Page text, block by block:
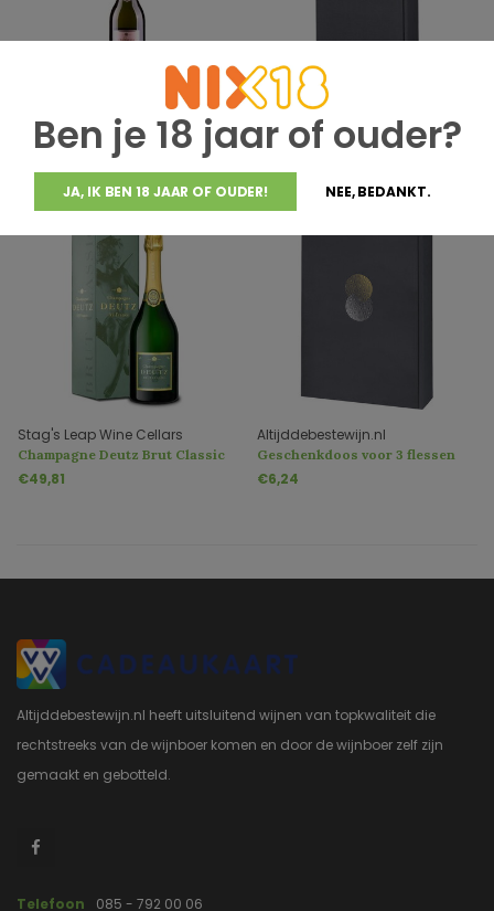
Ben je 18 jaar of ouder?
JA, IK BEN 18 JAAR OF OUDER! NEE, BEDANKT.
Champagne Deutz Brut Rosé
0,375 Liter in Geschenkdoos
€34,95
Altijddebestewijn.nl
Geschenkdoos voor 2 flessen
€5,50
Stag's Leap Wine Cellars
Champagne Deutz Brut Classic
in Geschenkbox
€49,81
Altijddebestewijn.nl
Geschenkdoos voor 3 flessen
€6,24
Altijddebestewijn.nl heeft uitsluitend wijnen van topkwaliteit die
rechtstreeks van de wijnboer komen en door de wijnboer zelf zijn
gemaakt en gebotteld.
Telefoon 085 - 792 00 06